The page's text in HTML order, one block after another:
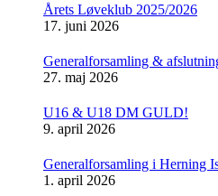
Årets Løveklub 2025/2026
17. juni 2026
Generalforsamling &
27. maj 2026
U16 & U18 DM GULD!
9. april 2026
Generalforsamling i Herning
1. april 2026